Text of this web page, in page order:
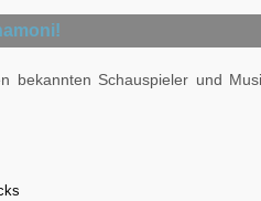
bekannten Schauspieler und